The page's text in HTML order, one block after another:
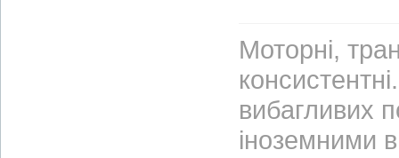
Моторні,
вибагливих
іноземними